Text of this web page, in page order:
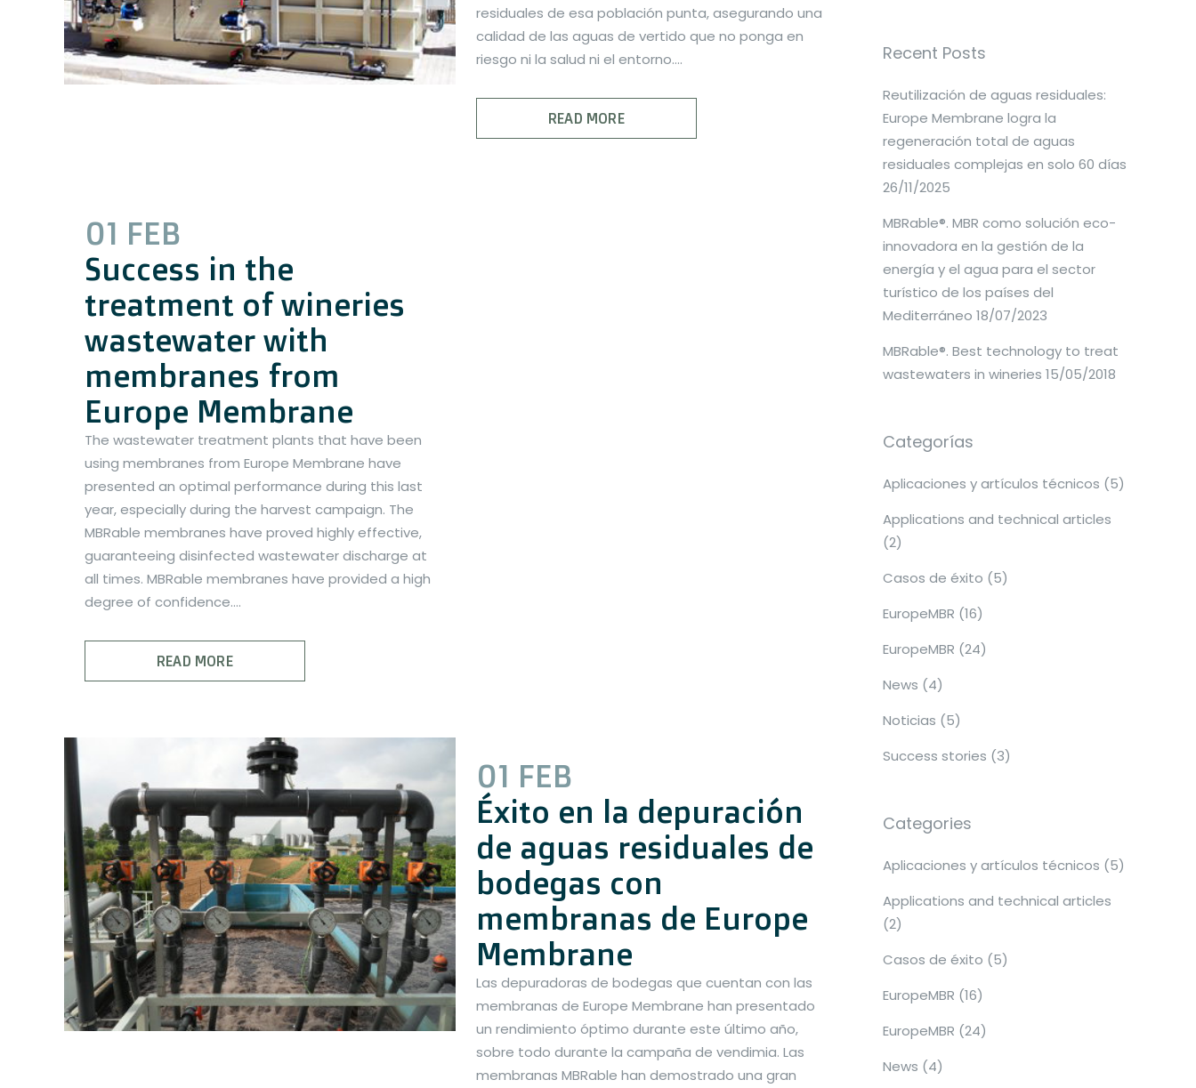
residuales de esa población punta, asegurando una
calidad de las aguas de vertido que no ponga en
riesgo ni la salud ni el entorno....
READ MORE
01 FEB
Success in the
treatment of wineries
wastewater with
membranes from
Europe Membrane
The wastewater treatment plants that have been
using membranes from Europe Membrane have
presented an optimal performance during this last
year, especially during the harvest campaign. The
MBRable membranes have proved highly effective,
guaranteeing disinfected wastewater discharge at
all times. MBRable membranes have provided a high
degree of confidence....
READ MORE
01 FEB
Éxito en la depuración
de aguas residuales de
bodegas con
membranas de Europe
Membrane
Las depuradoras de bodegas que cuentan con las
membranas de Europe Membrane han presentado
un rendimiento óptimo durante este último año,
sobre todo durante la campaña de vendimia. Las
membranas MBRable han demostrado una gran
Recent Posts
Reutilización de aguas residuales:
Europe Membrane logra la
regeneración total de aguas
residuales complejas en solo 60 días
26/11/2025
MBRable®. MBR como solución eco-
innovadora en la gestión de la
energía y el agua para el sector
turístico de los países del
Mediterráneo 18/07/2023
MBRable®. Best technology to treat
wastewaters in wineries 15/05/2018
Categorías
Aplicaciones y artículos técnicos (5)
Applications and technical articles
(2)
Casos de éxito (5)
EuropeMBR (16)
EuropeMBR (24)
News (4)
Noticias (5)
Success stories (3)
Categories
Aplicaciones y artículos técnicos (5)
Applications and technical articles
(2)
Casos de éxito (5)
EuropeMBR (16)
EuropeMBR (24)
News (4)